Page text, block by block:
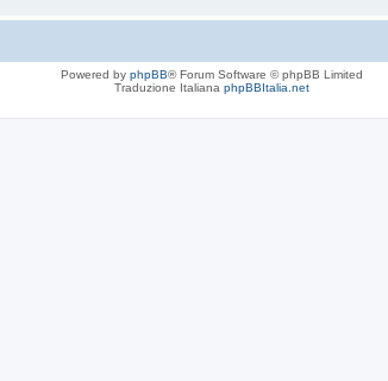
Powered by phpBB® Forum Software © phpBB Limited
Traduzione Italiana phpBBItalia.net